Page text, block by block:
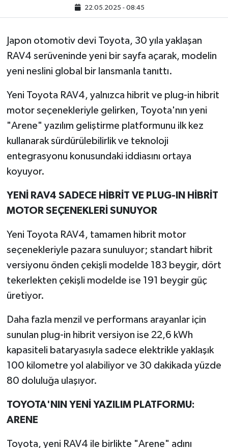
22.05.2025 - 08:45
Japon otomotiv devi Toyota, 30 yıla yaklaşan
RAV4 serüveninde yeni bir sayfa açarak, modelin
yeni neslini global bir lansmanla tanıttı.
Yeni Toyota RAV4, yalnızca hibrit ve plug-in hibrit
motor seçenekleriyle gelirken, Toyota'nın yeni
"Arene" yazılım geliştirme platformunu ilk kez
kullanarak sürdürülebilirlik ve teknoloji
entegrasyonu konusundaki iddiasını ortaya
koyuyor.
YENİ RAV4 SADECE HİBRİT VE PLUG-IN HİBRİT
MOTOR SEÇENEKLERİ SUNUYOR
Yeni Toyota RAV4, tamamen hibrit motor
seçenekleriyle pazara sunuluyor; standart hibrit
versiyonu önden çekişli modelde 183 beygir, dört
tekerlekten çekişli modelde ise 191 beygir güç
üretiyor.
Daha fazla menzil ve performans arayanlar için
sunulan plug-in hibrit versiyon ise 22,6 kWh
kapasiteli bataryasıyla sadece elektrikle yaklaşık
100 kilometre yol alabiliyor ve 30 dakikada yüzde
80 doluluğa ulaşıyor.
TOYOTA'NIN YENİ YAZILIM PLATFORMU:
ARENE
Toyota, yeni RAV4 ile birlikte "Arene" adını